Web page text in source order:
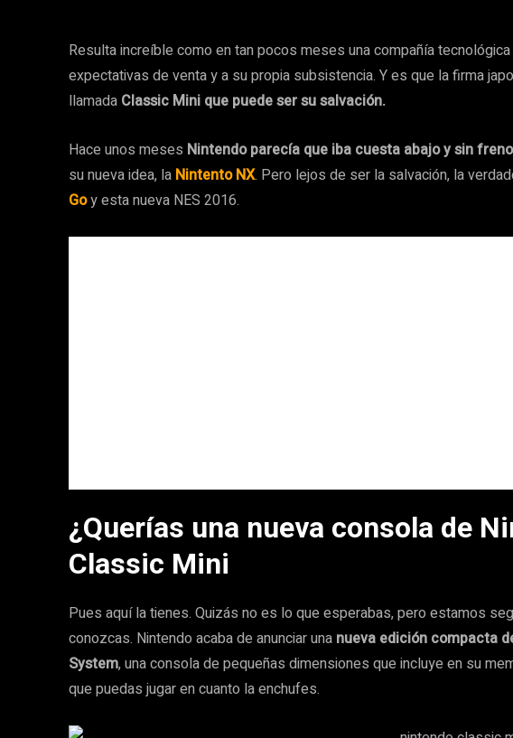
Resulta increíble como en tan pocos meses una compañía
expectativas de venta y a su propia subsistencia. Y es que la firma
llamada Classic Mini que puede ser su salvación.
Hace unos meses Nintendo parecía que iba cuesta abajo y sin
su nueva idea, la Nintento NX. Pero lejos de ser la salvación, la
Goy esta nueva NES 2016.
¿Querías una nueva consola de
Classic Mini
Pues aquí la tienes. Quizás no es lo que esperabas, pero estamos
conozcas. Nintendo acaba de anunciar una nueva edición compacta
System, una consola de pequeñas dimensiones que incluye en su
que puedas jugar en cuanto la enchufes.